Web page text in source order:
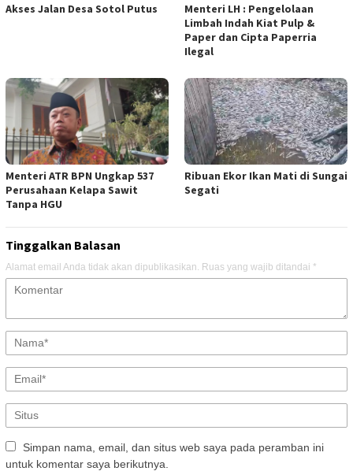
Akses Jalan Desa Sotol Putus
Menteri LH : Pengelolaan
Limbah Indah Kiat Pulp &
Paper dan Cipta Paperria
Ilegal
Menteri ATR BPN Ungkap 537
Perusahaan Kelapa Sawit
Tanpa HGU
Ribuan Ekor Ikan Mati di Sungai
Segati
Tinggalkan Balasan
Alamat email Anda tidak akan dipublikasikan. Ruas yang wajib ditandai *
Simpan nama, email, dan situs web saya pada peramban ini
untuk komentar saya berikutnya.